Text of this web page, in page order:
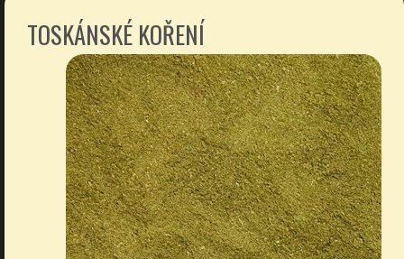
TOSKÁNSKÉ KOŘENÍ